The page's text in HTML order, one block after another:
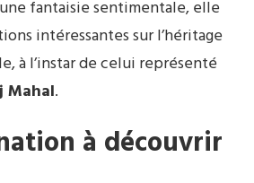
fantaisie sentimentale, elle
intéressantes sur l’héritage
à l’instar de celui représenté
Mahal.
à découvrir